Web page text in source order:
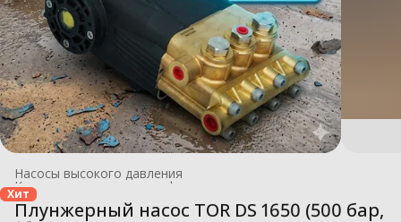
Насосы высокого давления
Комплектующие для профессиональных моек высокого
Главная
Хит
Плунжерный насос TOR DS 1650 (500 бар,